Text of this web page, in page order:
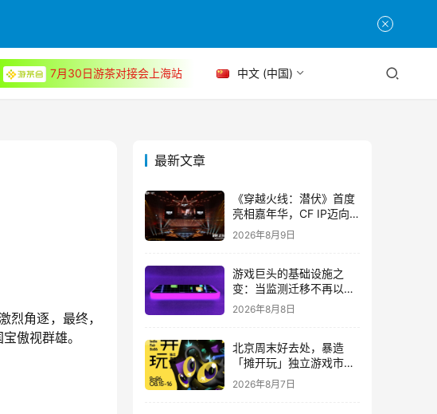
7月30日游茶对接会上海站 中文 (中国)
角逐，最终，
傲视群雄。
最新文章
《穿越火线：潜伏》首度
亮相嘉年华，CF IP迈向
3A叙事新高度
2026年8月9日
游戏巨头的基础设施之
变：当监测迁移不再以中
断为代价
2026年8月8日
北京周末好去处，暴造
「摊开玩」独立游戏市集
正式开票！
2026年8月7日